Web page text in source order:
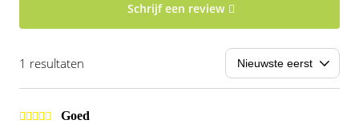
Schrijf een review
1 resultaten
Goed